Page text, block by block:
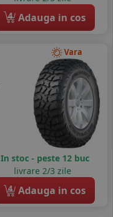
4 Adauga in cos
Vara
In stoc - peste 12 buc
livrare 2/3 zile
4 Adauga in cos